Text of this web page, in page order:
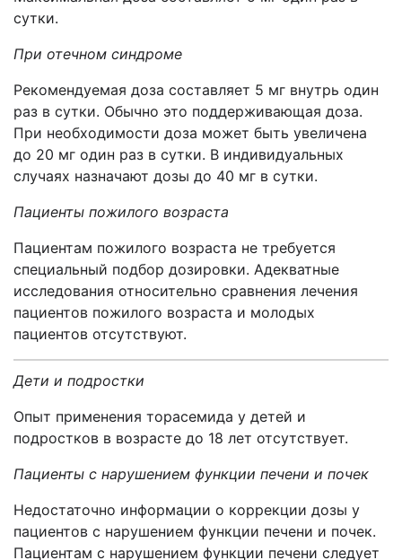
сутки.
При отечном синдроме
Рекомендуемая доза составляет 5 мг внутрь один
раз в сутки. Обычно это поддерживающая доза.
При необходимости доза может быть увеличена
до 20 мг один раз в сутки. В индивидуальных
случаях назначают дозы до 40 мг в сутки.
Пациенты пожилого возраста
Пациентам пожилого возраста не требуется
специальный подбор дозировки. Адекватные
исследования относительно сравнения лечения
пациентов пожилого возраста и молодых
пациентов отсутствуют.
Дети и подростки
Опыт применения торасемида у детей и
подростков в возрасте до 18 лет отсутствует.
Пациенты с нарушением функции печени и почек
Недостаточно информации о коррекции дозы у
пациентов с нарушением функции печени и почек.
Пациентам с нарушением функции печени следует